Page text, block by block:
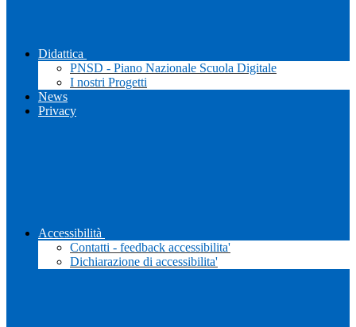
Didattica
PNSD - Piano Nazionale Scuola Digitale
I nostri Progetti
News
Privacy
Accessibilità
Contatti - feedback accessibilita'
Dichiarazione di accessibilita'